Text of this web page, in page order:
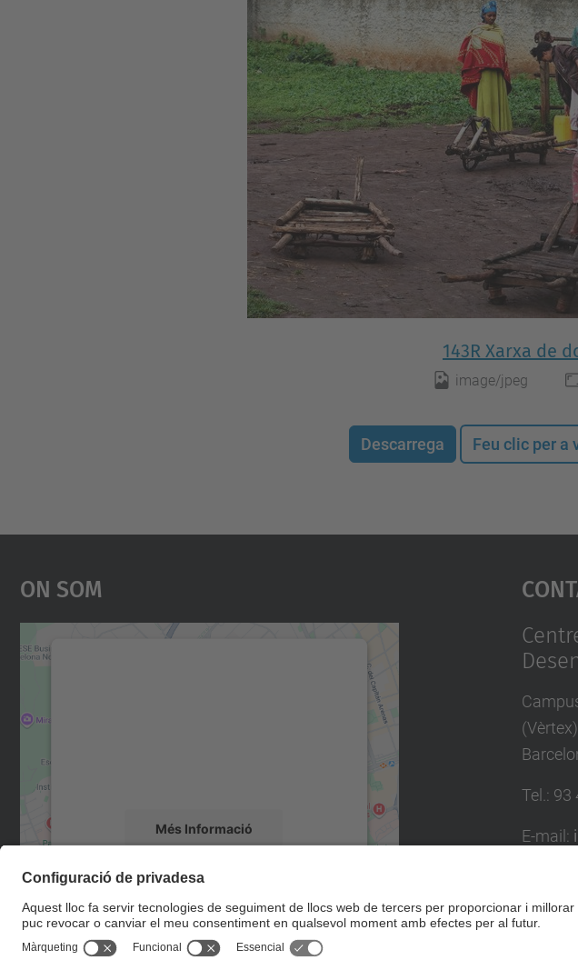
143R Xarxa de
image/jpeg
Descarrega Feu clic per
On Som
Més Informació
Accepta
powered byUsercentrics Consent
Management Platform
Tel. : 93
E-mail :